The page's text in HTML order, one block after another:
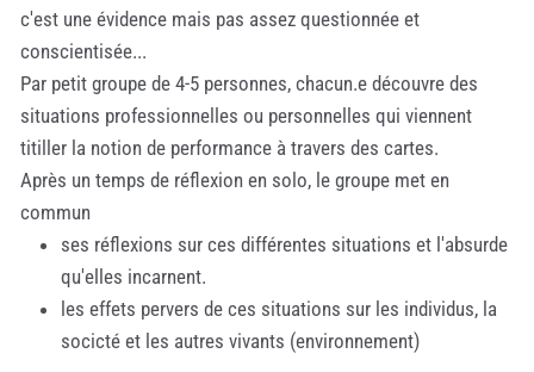
c'est une évidence mais pas assez questionnée et
conscientisée...
Par petit groupe de 4-5 personnes, chacun.e découvre des
situations professionnelles ou personnelles qui viennent
titiller la notion de performance à travers des cartes.
Après un temps de réflexion en solo, le groupe met en
commun
ses réflexions sur ces différentes situations et l'absurde
qu'elles incarnent.
les effets pervers de ces situations sur les individus, la
socicté et les autres vivants (environnement)